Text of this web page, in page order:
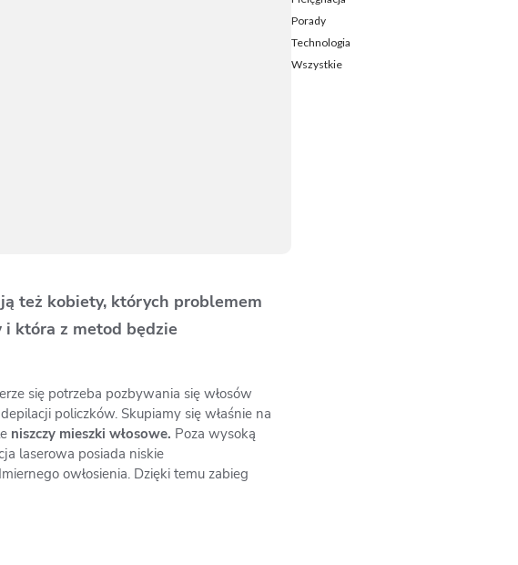
też kobiety, których problemem
która z metod będzie
się potrzeba pozbywania się włosów
policzków. Skupiamy się właśnie na
niszczy mieszki włosowe. Poza wysoką
laserowa posiada niskie
owłosienia. Dzięki temu zabieg
Porady
Technologia
Wszystkie